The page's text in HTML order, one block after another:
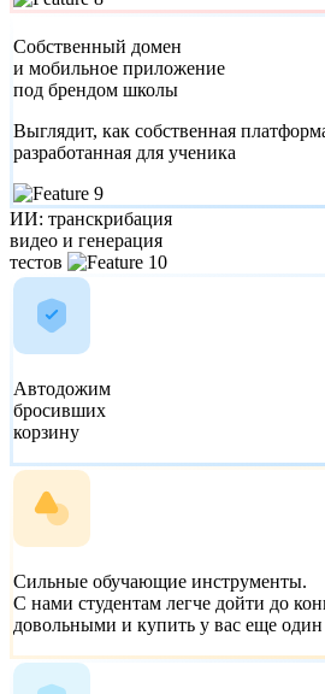
Собственный домен
и мобильное приложение
под брендом школы
Выглядит, как собственная
разработанная для ученика
ИИ: транскрибация
видео и генерация
тестов
Автодожим
бросивших
корзину
Сильные обучающие инструменты.
С нами студентам легче дойти до
довольными и купить у вас еще один